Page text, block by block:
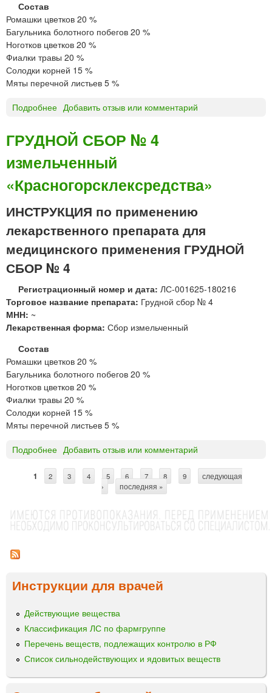
а
н
о
в
с
к
Состав
Ромашки цветков 20 %
Багульника болотного побегов 20 %
Ноготков цветков 20 %
Фиалки травы 20 %
Солодки корней 15 %
Мяты перечной листьев 5 %
Подробнее
Р
У
Д
Н
О
С
О
Р
4
п
о
о
к
«
К
р
а
с
л
е
с
т
в
а
Добавить отзыв или комментарий
ГРУДНОЙ СБОР № 4
измельченный
«Красногорсклексредства»
ИНСТРУКЦИЯ по применению
лекарственного препарата для
медицинского применения ГРУДНОЙ
СБОР № 4
Регистрационный номер и дата: ЛС-001625-180216
Торговое название препарата: Грудной сбор № 4
МНН: ~
Лекарственная форма: Сбор измельченный
Состав
Ромашки цветков 20 %
Багульника болотного побегов 20 %
Ноготков цветков 20 %
Фиалки травы 20 %
Солодки корней 15 %
Мяты перечной листьев 5 %
Подробнее
Н
О
Р
4
и
з
е
л
Добавить отзыв или комментарий
р
н
и
ы
1 2 3 4 5 6 7 8 9
следующая
›
последняя »
Инструкции для врачей
Действующие вещества
Классификация ЛС по фармгруппе
Перечень веществ, подлежащих контролю в РФ
Список сильнодействующих и ядовитых веществ